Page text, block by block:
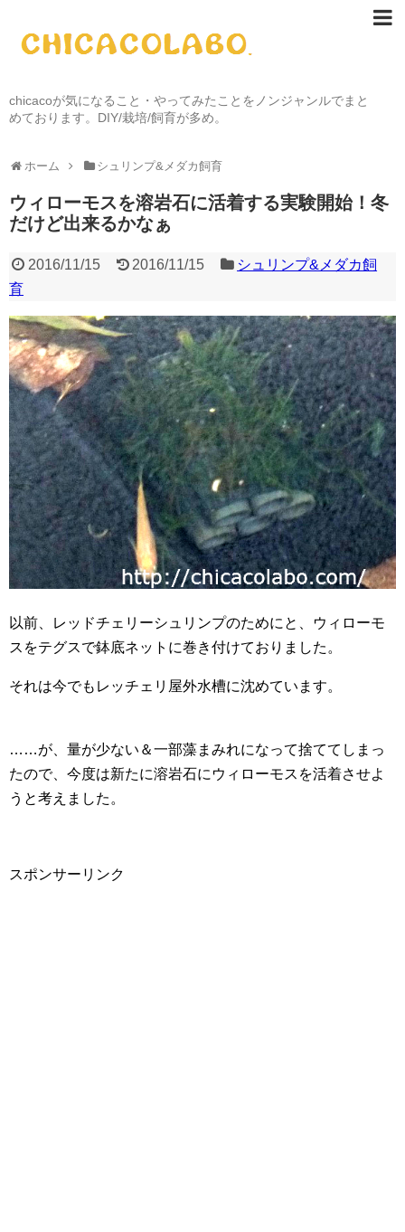
chicacoが気になること・やってみたことをノンジャンルでまと
めております。DIY/栽培/飼育が多め。
ホーム シュリンプ&メダカ飼育
ウィローモスを溶岩石に活着する実験開始！冬
だけど出来るかなぁ
2016/11/15 2016/11/15
シュリンプ&メダカ飼
育
以前、レッドチェリーシュリンプのためにと、ウィローモ
スをテグスで鉢底ネットに巻き付けておりました。
それは今でもレッチェリ屋外水槽に沈めています。
……が、量が少ない＆一部藻まみれになって捨ててしまっ
たので、今度は新たに溶岩石にウィローモスを活着させよ
うと考えました。
スポンサーリンク